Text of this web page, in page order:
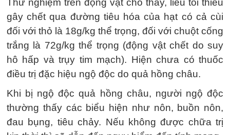
Thử nghiệm trên động vật cho thấy, liều tối thiểu
gây chết qua đường tiêu hóa của hạt có cả cùi
đối với thỏ là 18g/kg thể trọng, đối với chuột cống
trắng là 72g/kg thể trọng (động vật chết do suy
hô hấp và trụy tim mạch). Hiện chưa có thuốc
điều trị đặc hiệu ngộ độc do quả hồng châu.
Khi bị ngộ độc quả hồng châu, người ngộ độc
thường thấy các biểu hiện như nôn, buồn nôn,
đau bụng, tiêu chảy. Nếu không được chữa trị